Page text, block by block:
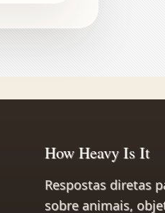
How Heavy Is It
Respostas diretas
sobre animais,